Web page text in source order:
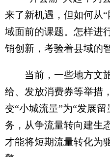
来了新机遇，但如何从
域面前的课题。怎样进
销创新，考验着县域的
当前，一些地方文旅
给、发放消费券等举措
变“小城流量”为“发展
务，从争流量转向建生
才能将短期流量转化为